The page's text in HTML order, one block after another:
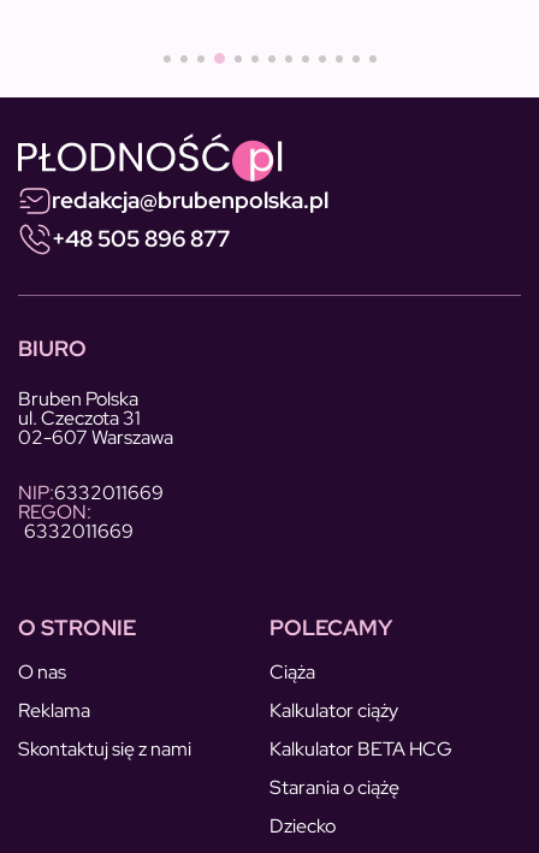
redakcja@brubenpolska.pl
+48 505 896 877
BIURO
Bruben Polska
ul. Czeczota 31
02-607 Warszawa
NIP:6332011669
REGON:
6332011669
O STRONIE
O nas
Reklama
Skontaktuj się z nami
POLECAMY
Ciąża
Kalkulator ciąży
Kalkulator BETA HCG
Starania o ciążę
Dziecko